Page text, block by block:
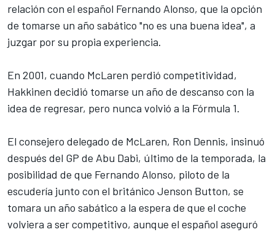
relación con el español Fernando Alonso, que la opción
de tomarse un año sabático "no es una buena idea", a
juzgar por su propia experiencia.
En 2001, cuando McLaren perdió competitividad,
Hakkinen decidió tomarse un año de descanso con la
idea de regresar, pero nunca volvió a la Fórmula 1.
El consejero delegado de McLaren, Ron Dennis, insinuó
después del GP de Abu Dabi, último de la temporada, la
posibilidad de que Fernando Alonso, piloto de la
escudería junto con el británico Jenson Button, se
tomara un año sabático a la espera de que el coche
volviera a ser competitivo, aunque el español aseguró